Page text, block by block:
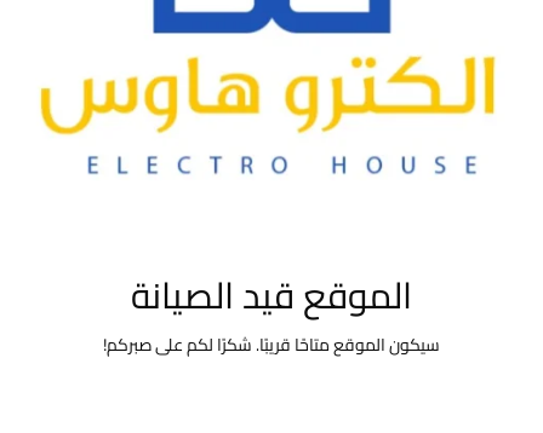
الموقع قيد الصيانة
سيكون الموقع متاحًا قريبًا. شكرًا لكم على صبركم!